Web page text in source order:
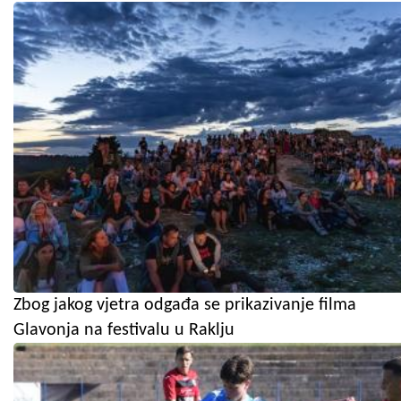
Zbog jakog vjetra odgađa se prikazivanje filma
Glavonja na festivalu u Raklju